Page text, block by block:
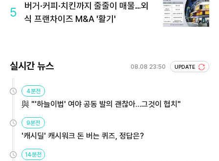
5
버거·커피·치킨까지 줄줄이 매물…외
식 프랜차이즈 M&A '활기'
실시간 뉴스 08.08 23:50 UPDATE
4분전
與 "'하늘이법' 여야 공동 발의 괜찮아…그것이 협치"
9분전
'캐시딜' 캐시워크 돈 버는 퀴즈, 정답은?
14분전